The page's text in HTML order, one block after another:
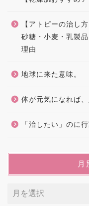
【アトピーの治し
砂糖・小麦・乳製
理由
地球に来た意味。
体が元気になれば
「治したい」のに
月